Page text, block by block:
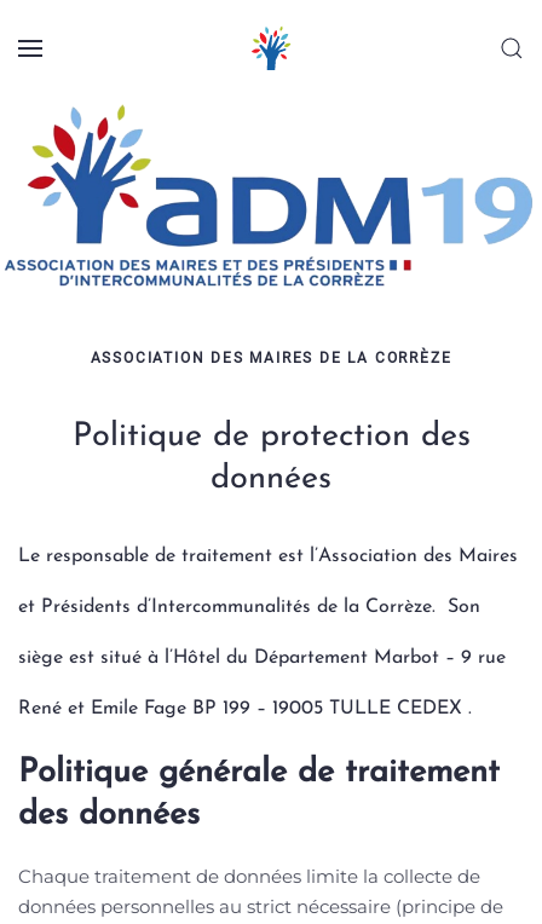
ASSOCIATION DES MAIRES DE LA CORRÈZE
Politique de protection des
données
Le responsable de traitement est l’Association des Maires
et Présidents d’Intercommunalités de la Corrèze. Son
siège est situé à l’Hôtel du Département Marbot – 9 rue
René et Emile Fage BP 199 – 19005 TULLE CEDEX .
Politique générale de traitement
des données
Chaque traitement de données limite la collecte de
données personnelles au strict nécessaire (principe de